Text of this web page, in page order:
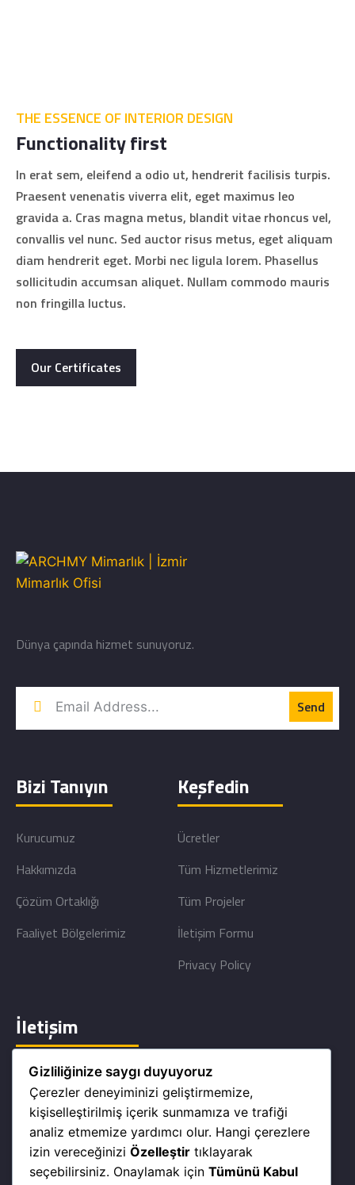
THE ESSENCE OF INTERIOR DESIGN
Functionality first
In erat sem, eleifend a odio ut, hendrerit facilisis turpis.
Praesent venenatis viverra elit, eget maximus leo
gravida a. Cras magna metus, blandit vitae rhoncus vel,
convallis vel nunc. Sed auctor risus metus, eget aliquam
diam hendrerit eget. Morbi nec ligula lorem. Phasellus
sollicitudin accumsan aliquet. Nullam commodo mauris
non fringilla luctus.
Our Certificates
Dünya çapında hizmet sunuyoruz.
Bizi Tanıyın
Kurucumuz
Hakkımızda
Çözüm Ortaklığı
Faaliyet Bölgelerimiz
Keşfedin
Ücretler
Tüm Hizmetlerimiz
Tüm Projeler
İletişim Formu
Privacy Policy
İletişim
Adalet mah. 2132/2 Sok. No:3 Kat:4 Ofis No:32 Bayraklı/
İZMİR
info@archmy.com
+90 232 368 68 46
Gizliliğinize saygı duyuyoruz
Çerezler deneyiminizi geliştirmemize,
kişiselleştirilmiş içerik sunmamıza ve trafiği
analiz etmemize yardımcı olur. Hangi çerezlere
izin vereceğinizi Özelleştir tıklayarak
seçebilirsiniz. Onaylamak için Tümünü Kabul